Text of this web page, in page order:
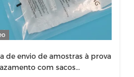
de envio de amostras à prova
com sacos